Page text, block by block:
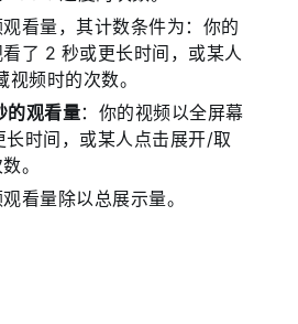
观看量，其计数条件为：你的
了 2 秒或更长时间，或某人
频时的次数。
的观看量：你的视频以全屏幕
时间，或某人点击展开/取
。
看量除以总展示量。